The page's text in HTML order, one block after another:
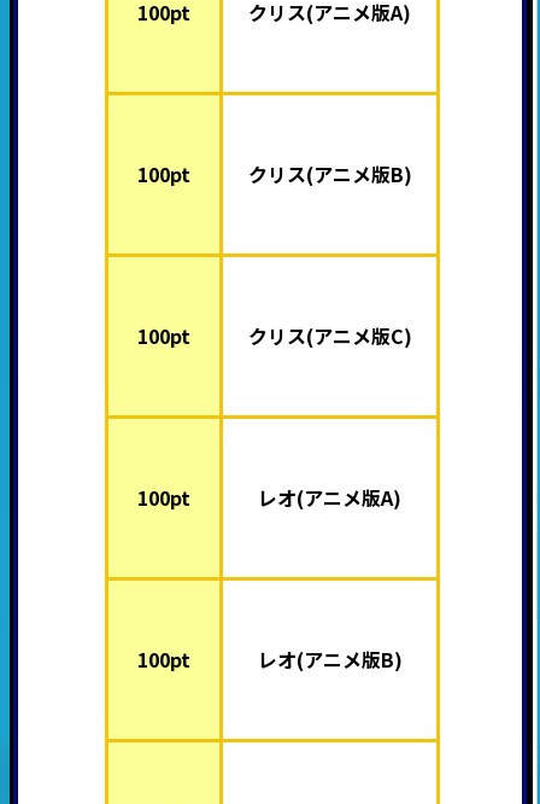
100pt クリス(アニメ版A)
100pt クリス(アニメ版B)
100pt クリス(アニメ版C)
100pt レオ(アニメ版A)
100pt レオ(アニメ版B)